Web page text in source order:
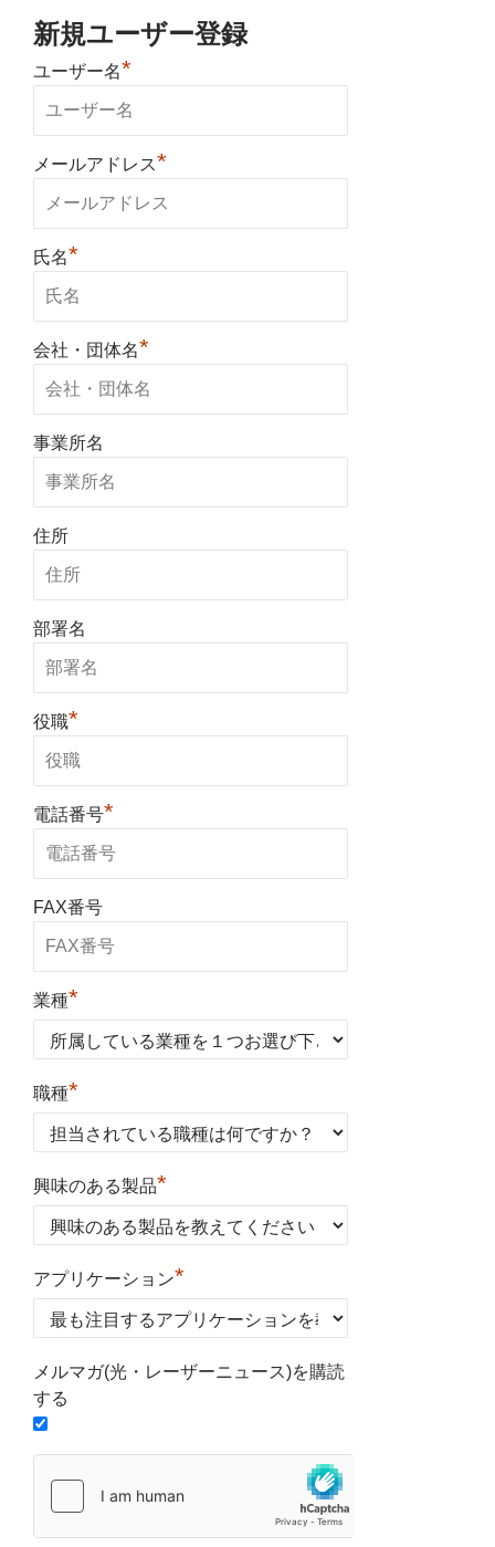
新規ユーザー登録
ユーザー名*
メールアドレス*
氏名*
会社・団体名*
事業所名
住所
部署名
役職*
電話番号*
FAX番号
業種*
職種*
興味のある製品*
アプリケーション*
メルマガ(光・レーザーニュース)を購読
する